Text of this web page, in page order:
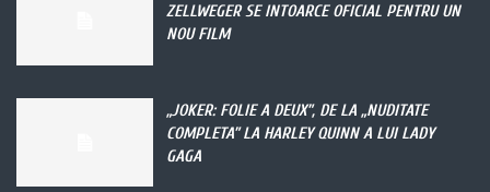
ZELLWEGER SE INTOARCE OFICIAL PENTRU UN
NOU FILM
„JOKER: FOLIE A DEUX”, DE LA „NUDITATE
COMPLETA” LA HARLEY QUINN A LUI LADY
GAGA